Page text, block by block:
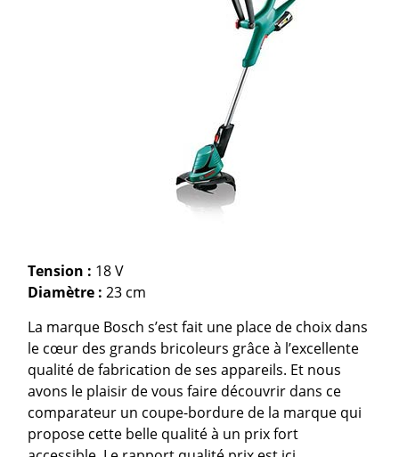
Tension : 18 V
Diamètre :23 cm
La marque Bosch s’est fait une place de choix dans
le cœur des grands bricoleurs grâce à l’excellente
qualité de fabrication de ses appareils. Et nous
avons le plaisir de vous faire découvrir dans ce
comparateur un coupe-bordure de la marque qui
propose cette belle qualité à un prix fort